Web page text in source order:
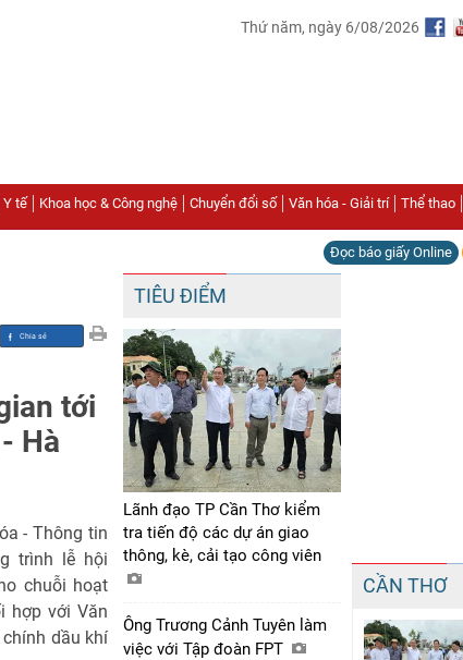
Thứ năm, ngày 6/08/2026
Y tế Khoa học & Công nghệ Chuyển đổi số Văn hóa - Giải trí Thể thao
Đọc báo giấy Online
tới
Hà
- Thông tin
trình lễ hội
chuỗi hoạt
hợp với Văn
dầu khí
TIÊU ĐIỂM
Lãnh đạo TP Cần Thơ kiểm
tra tiến độ các dự án giao
thông, kè, cải tạo công viên
Ông Trương Cảnh Tuyên làm
việc với Tập đoàn FPT
CẦN THƠ